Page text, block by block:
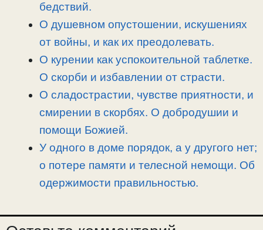
бедствий.
О душевном опустошении, искушениях
от войны, и как их преодолевать.
О курении как успокоительной таблетке.
О скорби и избавлении от страсти.
О сладострастии, чувстве приятности, и
смирении в скорбях. О добродушии и
помощи Божией.
У одного в доме порядок, а у другого нет;
о потере памяти и телесной немощи. Об
одержимости правильностью.